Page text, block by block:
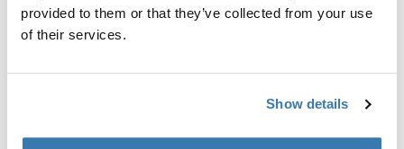
provided to them or that they’ve collected from your use
of their services.
Show details